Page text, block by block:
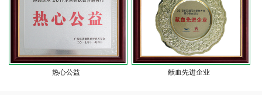
热心公益 献血先进企业